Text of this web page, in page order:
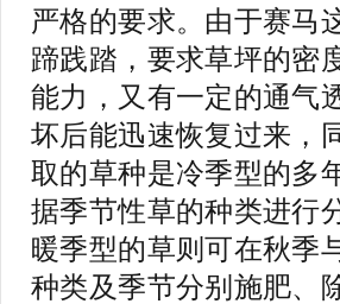
严格的要求。由于赛马
蹄践踏，要求草坪的密
能力，又有一定的通气
坏后能迅速恢复过来，
取的草种是冷季型的多
据季节性草的种类进行
暖季型的草则可在秋季
种类及季节分别施肥、